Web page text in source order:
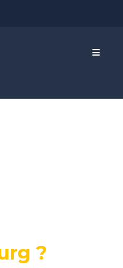
?